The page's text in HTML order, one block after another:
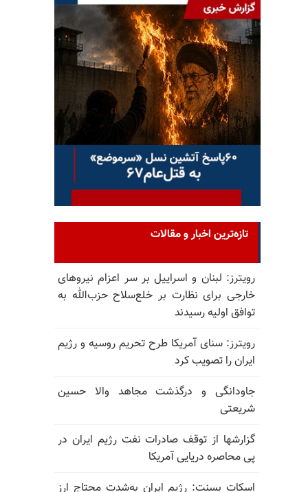
تازه‌ترین اخبار و مقالات
رویترز: لبنان و اسراییل بر سر اعزام نیروهای
خارجی برای نظارت بر خلع‌سلاح حزب‌الله به
توافق اولیه رسیدند
رویترز: سنای آمریکا طرح تحریم روسیه و رژیم
ایران را تصویب کرد
جاودانگی و درگذشت مجاهد والا حسین
شریعتی
گزارشها از توقف صادرات نفت رژیم ایران در
پی محاصره دریایی آمریکا
اسکات بسنت: رژیم ایران به‌شدت محتاج ارز